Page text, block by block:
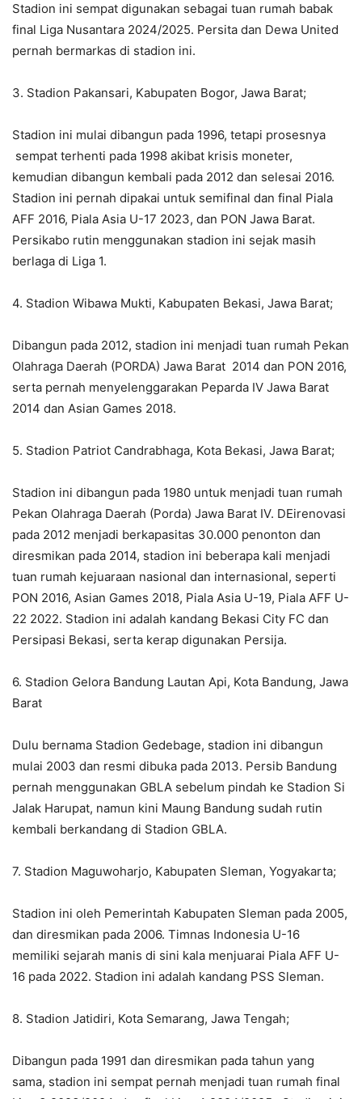
Stadion ini sempat digunakan sebagai tuan rumah babak
final Liga Nusantara 2024/2025. Persita dan Dewa United
pernah bermarkas di stadion ini.
3. Stadion Pakansari, Kabupaten Bogor, Jawa Barat;
Stadion ini mulai dibangun pada 1996, tetapi prosesnya
sempat terhenti pada 1998 akibat krisis moneter,
kemudian dibangun kembali pada 2012 dan selesai 2016.
Stadion ini pernah dipakai untuk semifinal dan final Piala
AFF 2016, Piala Asia U-17 2023, dan PON Jawa Barat.
Persikabo rutin menggunakan stadion ini sejak masih
berlaga di Liga 1.
4. Stadion Wibawa Mukti, Kabupaten Bekasi, Jawa Barat;
Dibangun pada 2012, stadion ini menjadi tuan rumah Pekan
Olahraga Daerah (PORDA) Jawa Barat 2014 dan PON 2016,
serta pernah menyelenggarakan Peparda IV Jawa Barat
2014 dan Asian Games 2018.
5. Stadion Patriot Candrabhaga, Kota Bekasi, Jawa Barat;
Stadion ini dibangun pada 1980 untuk menjadi tuan rumah
Pekan Olahraga Daerah (Porda) Jawa Barat IV. DEirenovasi
pada 2012 menjadi berkapasitas 30.000 penonton dan
diresmikan pada 2014, stadion ini beberapa kali menjadi
tuan rumah kejuaraan nasional dan internasional, seperti
PON 2016, Asian Games 2018, Piala Asia U-19, Piala AFF U-
22 2022. Stadion ini adalah kandang Bekasi City FC dan
Persipasi Bekasi, serta kerap digunakan Persija.
6. Stadion Gelora Bandung Lautan Api, Kota Bandung, Jawa
Barat
Dulu bernama Stadion Gedebage, stadion ini dibangun
mulai 2003 dan resmi dibuka pada 2013. Persib Bandung
pernah menggunakan GBLA sebelum pindah ke Stadion Si
Jalak Harupat, namun kini Maung Bandung sudah rutin
kembali berkandang di Stadion GBLA.
7. Stadion Maguwoharjo, Kabupaten Sleman, Yogyakarta;
Stadion ini oleh Pemerintah Kabupaten Sleman pada 2005,
dan diresmikan pada 2006. Timnas Indonesia U-16
memiliki sejarah manis di sini kala menjuarai Piala AFF U-
16 pada 2022. Stadion ini adalah kandang PSS Sleman.
8. Stadion Jatidiri, Kota Semarang, Jawa Tengah;
Dibangun pada 1991 dan diresmikan pada tahun yang
sama, stadion ini sempat pernah menjadi tuan rumah final